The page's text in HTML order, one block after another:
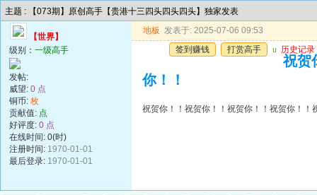
主题 : 【073期】原创高手【贵港十三四头四头四头】独家发表
【世界】
级别： 一级高手
发帖:
威望: 0 点
铜币: 枚
贡献值: 点
好评度: 0 点
在线时间: 0(时)
注册时间: 1970-01-01
最后登录: 1970-01-01
地板 发表于: 2025-07-06 09:53
签到赚钱
打赏高手 u 历史记录
祝贺
你！！
祝贺你！！祝贺你！！祝贺你！！祝贺你！！